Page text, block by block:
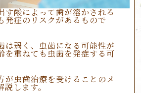
す酸によって歯が溶かされる
発症のリスクがあるもので
は弱く、虫歯になる可能性が
を重ねても虫歯を発症する可
が虫歯治療を受けることのメ
説します。